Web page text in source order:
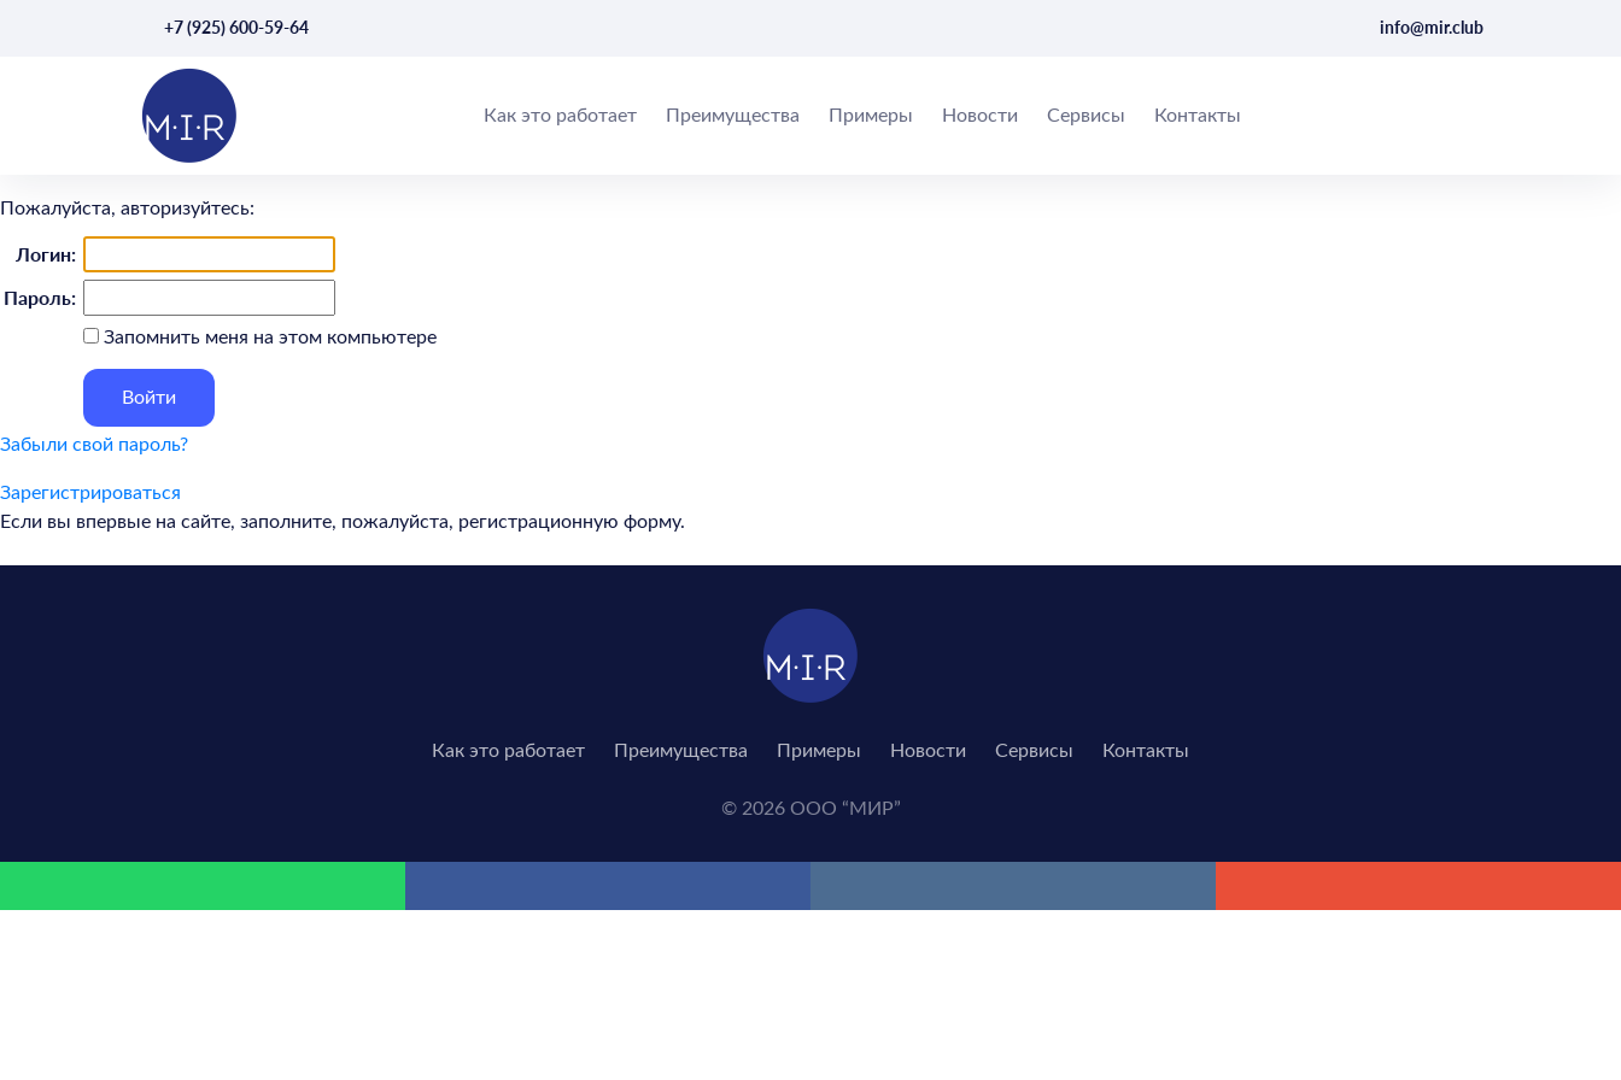
+7 (925) 600-59-64 info@mir.club
Как это работает Преимущества Примеры Новости Сервисы Контакты
Пожалуйста, авторизуйтесь:
Логин:
Пароль:
Запомнить меня на этом компьютере
Забыли свой пароль?
Зарегистрироваться
Если вы впервые на сайте, заполните, пожалуйста, регистрационную форму.
Как это работает Преимущества Примеры Новости Сервисы Контакты
© 2026 ООО “МИР”